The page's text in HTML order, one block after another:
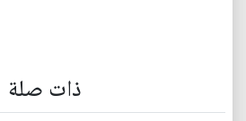
ذات صلة